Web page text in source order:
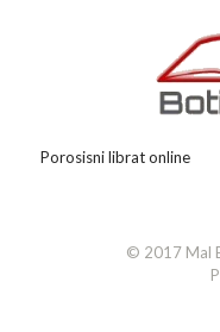
Porosisni librat online
© 2017 Mal